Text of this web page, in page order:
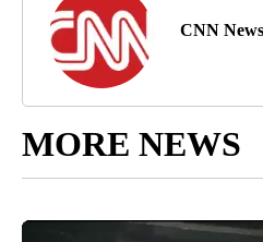
CNN
MORE NEWS